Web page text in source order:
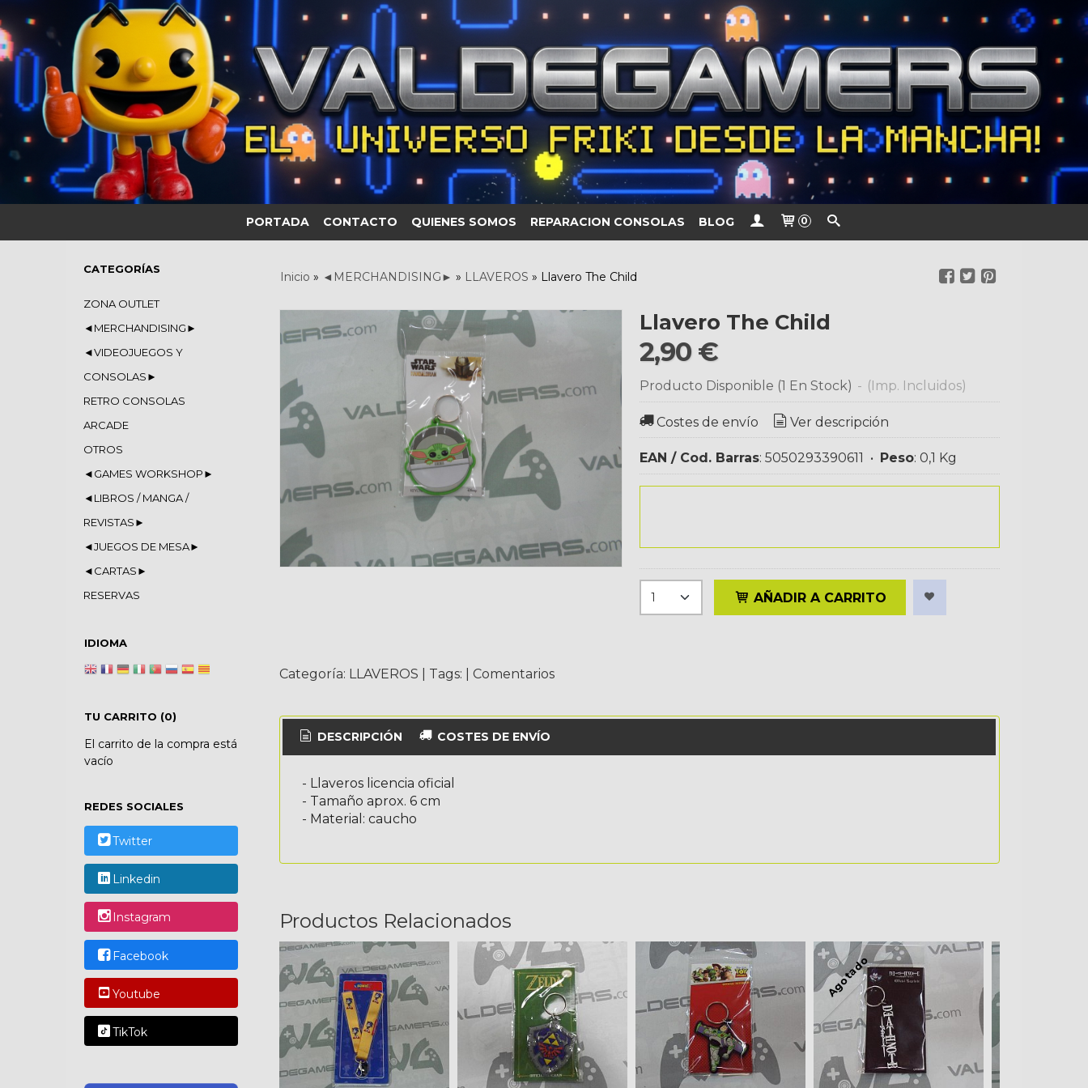
PORTADA CONTACTO QUIENES SOMOS REPARACION CONSOLAS BLOG 0
CATEGORÍAS
ZONA OUTLET
◄MERCHANDISING►
◄VIDEOJUEGOS Y
CONSOLAS►
RETRO CONSOLAS
ARCADE
OTROS
◄GAMES WORKSHOP►
◄LIBROS / MANGA /
REVISTAS►
◄JUEGOS DE MESA►
◄CARTAS►
RESERVAS
IDIOMA
TU CARRITO (0)
El carrito de la compra está
vacío
REDES SOCIALES
Twitter
Linkedin
Instagram
Facebook
Youtube
TikTok
Inicio » ◄MERCHANDISING► » LLAVEROS » Llavero The Child
Llavero The Child
2,90 €
Producto Disponible (1 En Stock) - (Imp. Incluidos)
Costes de envío Ver descripción
EAN / Cod. Barras: 5050293390611 • Peso: 0,1 Kg
AÑADIR A CARRITO
Categoría: LLAVEROS Tags: Comentarios
DESCRIPCIÓN COSTES DE ENVÍO
- Llaveros licencia oficial
- Tamaño aprox. 6 cm
- Material: caucho
Productos Relacionados
Agotado